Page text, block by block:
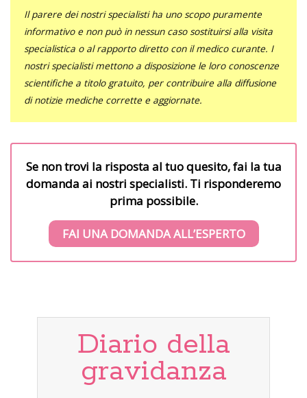
Il parere dei nostri specialisti ha uno scopo puramente
informativo e non può in nessun caso sostituirsi alla visita
specialistica o al rapporto diretto con il medico curante. I
nostri specialisti mettono a disposizione le loro conoscenze
scientifiche a titolo gratuito, per contribuire alla diffusione
di notizie mediche corrette e aggiornate.
Se non trovi la risposta al tuo quesito, fai la tua
domanda ai nostri specialisti. Ti risponderemo
prima possibile.
FAI UNA DOMANDA ALL’ESPERTO
Diario della
gravidanza